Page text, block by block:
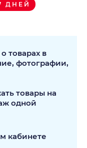
ДНЕЙ
товарах в
фотографии,
товары на
одной
кабинете